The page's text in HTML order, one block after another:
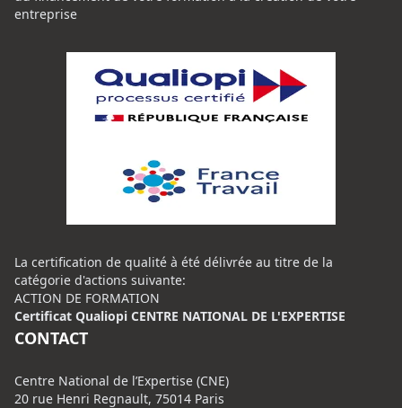
entreprise
La certification de qualité à été délivrée au titre de la
catégorie d'actions suivante:
ACTION DE FORMATION
Certificat Qualiopi CENTRE NATIONAL DE L'EXPERTISE
CONTACT
Centre National de l’Expertise (CNE)
20 rue Henri Regnault, 75014 Paris